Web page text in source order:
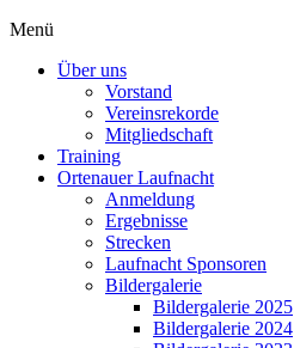
Menü
Über uns
Vorstand
Vereinsrekorde
Mitgliedschaft
Training
Ortenauer Laufnacht
Anmeldung
Ergebnisse
Strecken
Laufnacht Sponsoren
Bildergalerie
Bildergalerie 2025
Bildergalerie 2024